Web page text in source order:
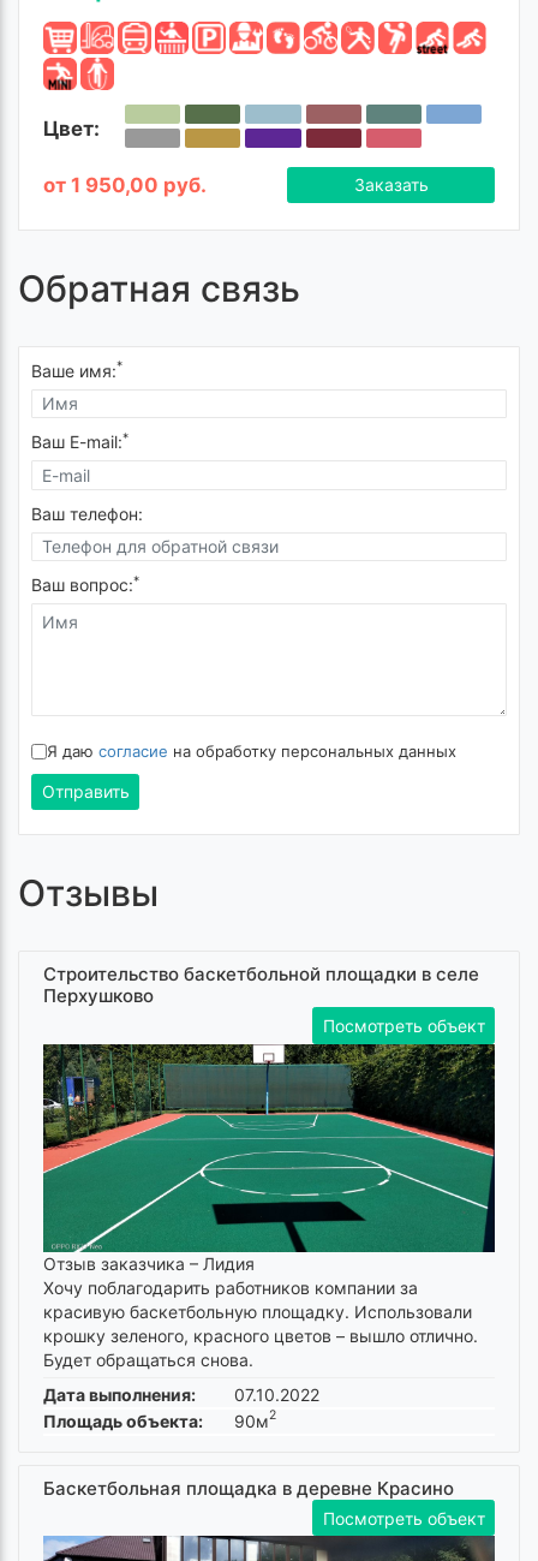
Цвет:
от 1 950,00 руб. Заказать
Обратная связь
Ваше имя:*
Ваш E-mail:*
Ваш телефон:
Ваш вопрос:*
Я даю согласие на обработку персональных данных
Отправить
Отзывы
Строительство баскетбольной площадки в селе
Перхушково
Посмотреть объект
Отзыв заказчика – Лидия
Хочу поблагодарить работников компании за
красивую баскетбольную площадку. Использовали
крошку зеленого, красного цветов – вышло отлично.
Будет обращаться снова.
Дата выполнения:
07.10.2022
Площадь объекта:
90м2
Баскетбольная площадка в деревне Красино
Посмотреть объект